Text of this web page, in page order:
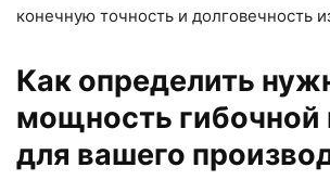
конечную точность и долговечность
Как определить
мощность
для вашего